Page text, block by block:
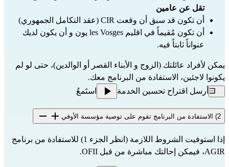
تقل عن عامين
أن تكون قد سبق أن وقعت CIR (عقد التكامل الجمهوري)
أن تكون مُقيماً في اقليم les Vosges يون و أن يكون لديك
عنواناً ثابتاً فيه.
يمكن لأفراد عائلتك (الزوج و الأبناء القصر أو الوالدين)، حتى لو لم
يكونوا لاجئين، الاستفادة من البرنامج معك.
أرسل اقتراح تحسين الخدمة
استَمعُ
2) الاستفادة من البرنامج تقوم على توصية مؤسسة الأوفي
إذا استوفيت الشروط اللازمة (انظر الجزء 1) للاستفادة من برنامج
AGIR، فيمكن إحالتك مباشرة
من قبل OFII.